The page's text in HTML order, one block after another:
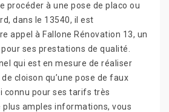
procéder à une pose de placo ou
dans le 13540, il est
appel à Fallone Rénovation 13, un
ses prestations de qualité.
qui est en mesure de réaliser
cloison qu’une pose de faux
connu pour ses tarifs très
plus amples informations, vous